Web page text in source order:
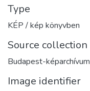
Type
KÉP / kép könyvben
Source collection
Budapest-képarchívum
Image identifier